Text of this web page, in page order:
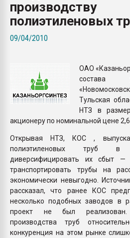
производству
полиэтиленовых
09/04/2010
ОАО
состава
Тульская
НТЗ в
акционеру по номинальной цене 2,6
Открывая НТЗ, КОС ,
полиэтиленовых труб в
диверсифицировать их сбыт —
транспортировать трубы на
экономически невыгодно.
рассказал, что ранее КОС
несколько подобных заводов в
проект не был реализован.
производства труб
конкуренция на этом рынке